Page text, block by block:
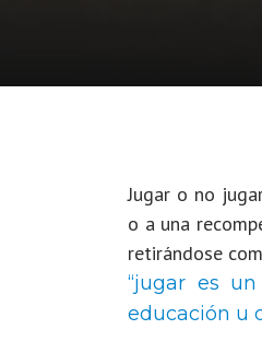
Jugar o no
o a una
retirándose
“jugar es
educación u